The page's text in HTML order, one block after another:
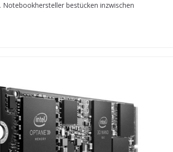
Notebookhersteller bestücken inzwischen